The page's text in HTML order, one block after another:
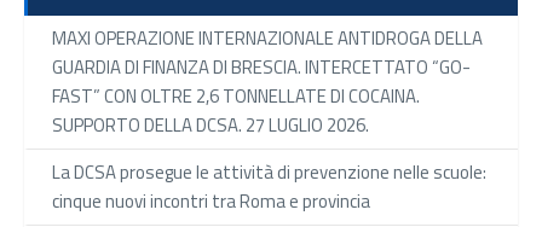
MAXI OPERAZIONE INTERNAZIONALE ANTIDROGA DELLA
GUARDIA DI FINANZA DI BRESCIA. INTERCETTATO “GO-
FAST” CON OLTRE 2,6 TONNELLATE DI COCAINA.
SUPPORTO DELLA DCSA. 27 LUGLIO 2026.
La DCSA prosegue le attività di prevenzione nelle scuole:
cinque nuovi incontri tra Roma e provincia